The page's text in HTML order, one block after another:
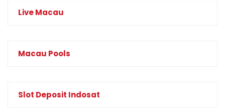
Live Macau
Macau Pools
Slot Deposit Indosat